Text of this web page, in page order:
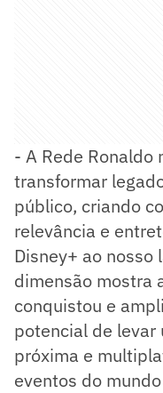
- A Rede Ronaldo
transformar
público, criando
relevância e
Disney+ ao
dimensão mostra
conquistou e
potencial de levar
próxima e
eventos do